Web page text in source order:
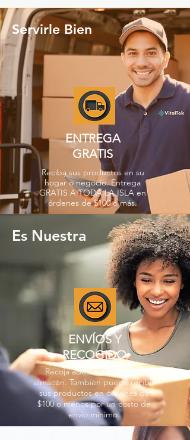
Servirle Bien
ENTREGA
GRATIS
Reciba sus productos en su
hogar o negocio. Entrega
GRATIS A TODA LA ISLA en
órdenes de $100 o más.
Es Nuestra
ENVÍOS Y
RECOGIDO
Recoja además en nuestro
almacén. También puede recibir
sus productos en órdenes de
$100 o menos por un costo de
envío mínimo.